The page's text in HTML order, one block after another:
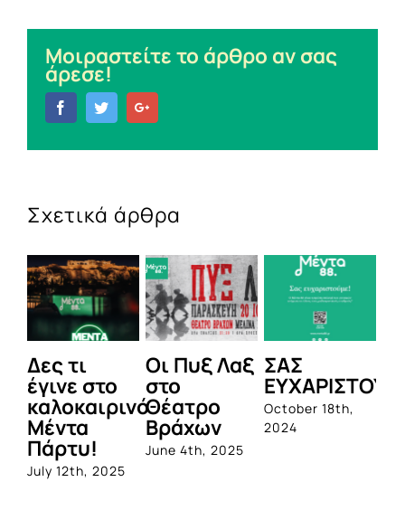
Μοιραστείτε το άρθρο αν σας
άρεσε!
FacebookTwitter
Σχετικά άρθρα
Δες τι
έγινε στο
καλοκαιρινό
Μέντα
Πάρτυ!
July 12th, 2025
Οι Πυξ Λαξ
στο
Θέατρο
Βράχων
June 4th, 2025
ΣΑΣ
October 18th,
2024